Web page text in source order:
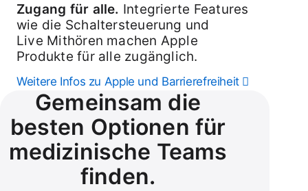
Zugang für alle. Integrierte Features
wie die Schalter­steuerung und
Live Mithören machen Apple
Produkte für alle zugäng­lich.
Weitere Infos zu Apple und Barrierefreiheit
Gemeinsam die
besten Optionen für
medizinische Teams
finden.